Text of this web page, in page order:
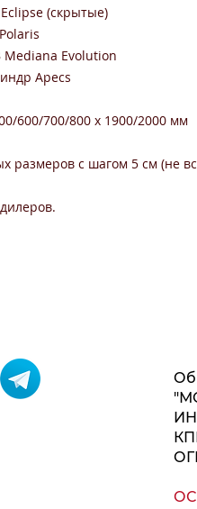
600/700/800 x 1900/2000 мм
размеров с шагом 5 см (не